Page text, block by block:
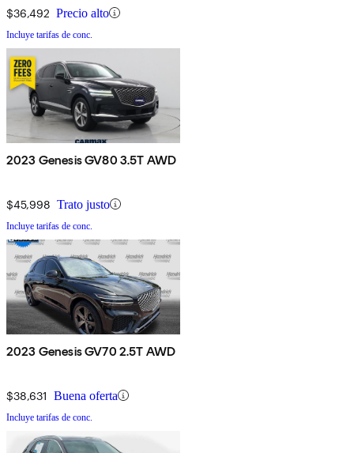
$36,492 Precio alto
Incluye tarifas de conc.
2023 Genesis GV80 3.5T AWD
$45,998 Trato justo
Incluye tarifas de conc.
2023 Genesis GV70 2.5T AWD
$38,631 Buena oferta
Incluye tarifas de conc.